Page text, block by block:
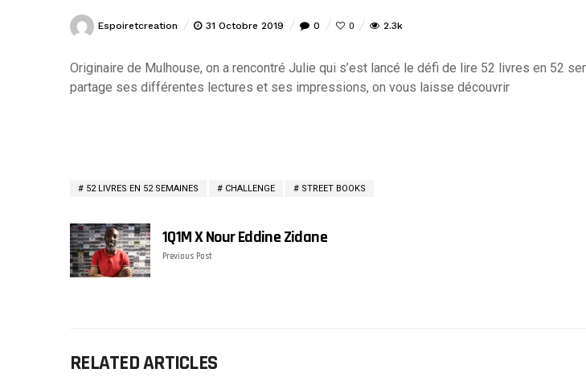
Espoiretcreation 31 Octobre 2019 0 0 2.3k
Originaire de Mulhouse, on a rencontré Julie qui s’est lancé le défi de lire 52 livres en 52
partage ses différentes lectures et ses impressions, on vous laisse découvrir
52 LIVRES EN 52 SEMAINES CHALLENGE STREET BOOKS
1Q1M X Nour Eddine Zidane
Previous Post
RELATED ARTICLES